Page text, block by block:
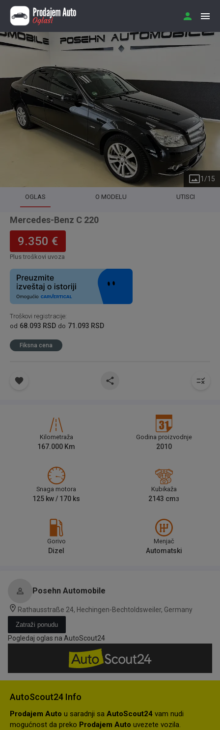
1 /15
OGLAS O MODELU UTISCI
Mercedes-Benz C 220
9.350 €
Plus troškovi uvoza
Troškovi registracije:
od 68.093 RSD do 71.093 RSD
Fiksna cena
Kilometraža
167.000 Km
Godina proizvodnje
2010
Snaga motora
125 kw / 170 ks
Kubikaža
2143 cm3
Gorivo
Dizel
Menjač
Automatski
Posehn Automobile
Rathausstraße 24, Hechingen-Bechtoldsweiler, Germany
Zatraži ponudu
Pogledaj oglas na AutoScout24
AutoScout24 Info
Prodajem Auto u saradnji sa AutoScout24 vam nudi
mogućnost da preko Prodajem Auto uvezete vozila.